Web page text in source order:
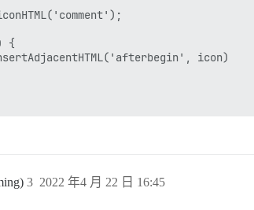
{
icon)
2022 年4 月 22 日 16:45
3